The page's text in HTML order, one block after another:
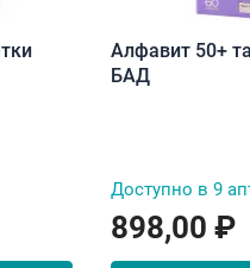
Алфавит 50+
БАД
Доступно в 9
898,00 ₽